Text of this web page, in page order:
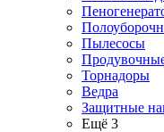
Пылесосы
Торнадоры
Ведра
Защитные
Ещё 3